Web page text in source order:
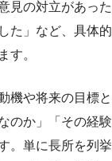
見の対立があった
た」など、具体的
す。
機や将来の目標と
のか」「その経験
。単に長所を列挙